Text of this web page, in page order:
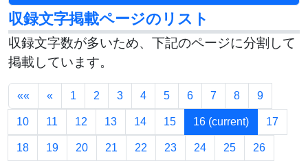
収録文字掲載ページのリスト
収録文字数が多いため、下記のページに分割して
掲載しています。
«« « 1 2 3 4 5 6 7 8 9
10 11 12 13 14 15 16 (current) 17
18 19 20 21 22 23 24 25 26